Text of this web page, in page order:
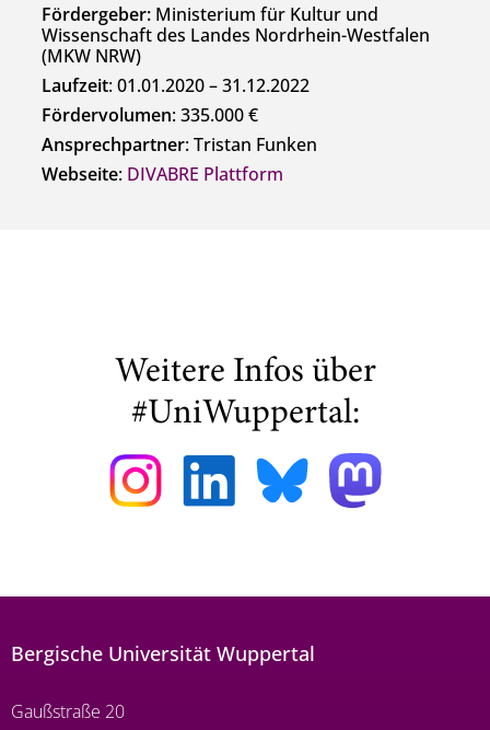
Fördergeber: Ministerium für Kultur und
Wissenschaft des Landes Nordrhein-Westfalen
(MKW NRW)
Laufzeit: 01.01.2020 – 31.12.2022
Fördervolumen: 335.000 €
Ansprechpartner: Tristan Funken
Webseite: DIVABRE Plattform
Weitere Infos über
#UniWuppertal:
Bergische Universität Wuppertal
Gaußstraße 20